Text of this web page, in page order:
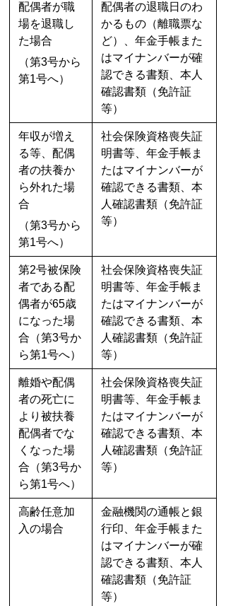
配偶者が職
場を退職し
た場合
（第3号から
第1号へ）
配偶者の退職日のわ
かるもの（離職票な
ど）、年金手帳また
はマイナンバーが確
認できる書類、本人
確認書類（免許証
等）
年収が増え
る等、配偶
者の扶養か
ら外れた場
合
（第3号から
第1号へ）
社会保険資格喪失証
明書等、年金手帳ま
たはマイナンバーが
確認できる書類、本
人確認書類（免許証
等）
第2号被保険
者である配
偶者が65歳
になった場
合（第3号か
ら第1号へ）
社会保険資格喪失証
明書等、年金手帳ま
たはマイナンバーが
確認できる書類、本
人確認書類（免許証
等）
離婚や配偶
者の死亡に
より被扶養
配偶者でな
くなった場
合（第3号か
ら第1号へ）
社会保険資格喪失証
明書等、年金手帳ま
たはマイナンバーが
確認できる書類、本
人確認書類（免許証
等）
高齢任意加
入の場合
金融機関の通帳と銀
行印、年金手帳また
はマイナンバーが確
認できる書類、本人
確認書類（免許証
等）